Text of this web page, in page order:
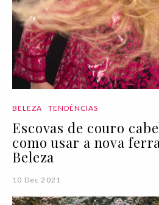
BELEZA TENDÊNCIAS
Escovas de couro
como usar a nova
Beleza
10 Dec 2021